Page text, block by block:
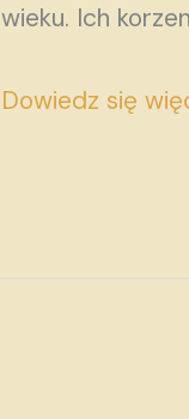
wieku. Ich
Dowiedz się